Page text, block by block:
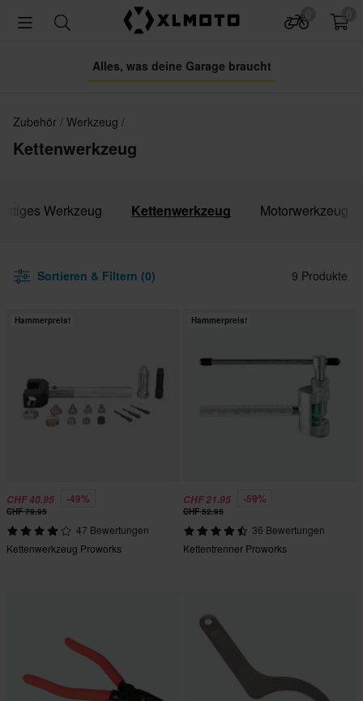
Alles, was deine Garage braucht
Zubehör Werkzeug
Kettenwerkzeug
Werkzeug Kettenwerkzeug Motorwerkzeug
Sortieren & Filtern (0) 9 Produkte
Hammerpreis!
CHF 40.95 -49%
CHF 79.95
47 Bewertungen
Kettenwerkzeug Proworks
Hammerpreis!
CHF 21.95 -59%
CHF 52.95
36 Bewertungen
Kettentrenner Proworks